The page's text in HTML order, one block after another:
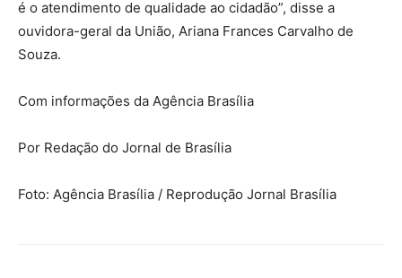
é o atendimento de qualidade ao cidadão”, disse a
ouvidora-geral da União, Ariana Frances Carvalho de
Souza.
Com informações da Agência Brasília
Por Redação do Jornal de Brasília
Foto: Agência Brasília / Reprodução Jornal Brasília